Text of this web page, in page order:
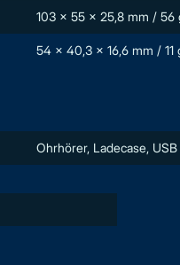
103 × 55 × 25,8 mm / 56
54 × 40,3 × 16,6 mm / 11
Ohrhörer, Ladecase,